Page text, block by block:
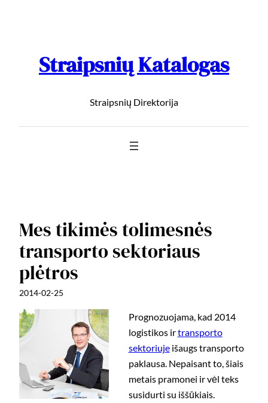
Straipsnių Katalogas
Straipsnių Direktorija
Mes tikimės tolimesnės
transporto sektoriaus
plėtros
2014-02-25
Prognozuojama, kad 2014
logistikos irtransporto
sektoriujeišaugs transporto
paklausa. Nepaisant to, šiais
metais pramonei ir vėl teks
susidurti su iššūkiais.